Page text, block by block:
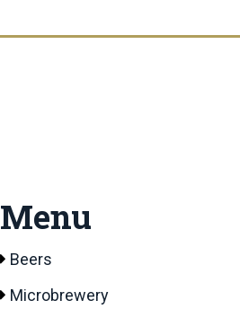
Menu
Beers
Microbrewery